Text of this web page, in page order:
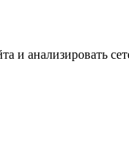
и анализировать